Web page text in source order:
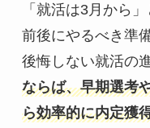
「就活は3月から
前後にやるべき準
後悔しない就活の
ならば、早期選考
ら効率的に内定獲